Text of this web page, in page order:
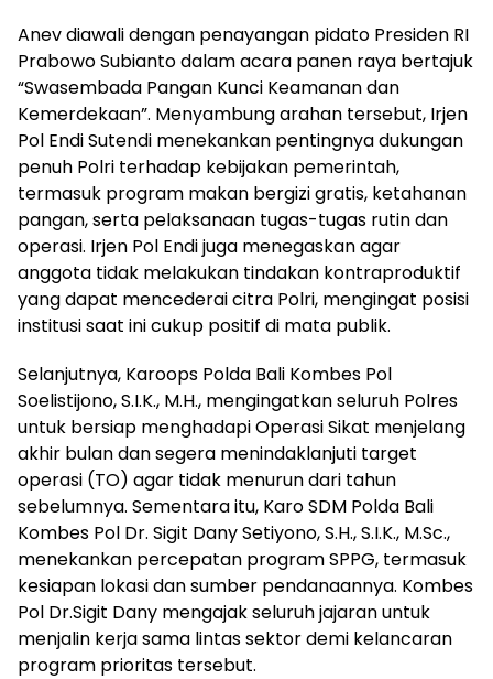
Anev diawali dengan penayangan pidato Presiden RI
Prabowo Subianto dalam acara panen raya bertajuk
“Swasembada Pangan Kunci Keamanan dan
Kemerdekaan”. Menyambung arahan tersebut, Irjen
Pol Endi Sutendi menekankan pentingnya dukungan
penuh Polri terhadap kebijakan pemerintah,
termasuk program makan bergizi gratis, ketahanan
pangan, serta pelaksanaan tugas-tugas rutin dan
operasi. Irjen Pol Endi juga menegaskan agar
anggota tidak melakukan tindakan kontraproduktif
yang dapat mencederai citra Polri, mengingat posisi
institusi saat ini cukup positif di mata publik.
Selanjutnya, Karoops Polda Bali Kombes Pol
Soelistijono, S.I.K., M.H., mengingatkan seluruh Polres
untuk bersiap menghadapi Operasi Sikat menjelang
akhir bulan dan segera menindaklanjuti target
operasi (TO) agar tidak menurun dari tahun
sebelumnya. Sementara itu, Karo SDM Polda Bali
Kombes Pol Dr. Sigit Dany Setiyono, S.H., S.I.K., M.Sc.,
menekankan percepatan program SPPG, termasuk
kesiapan lokasi dan sumber pendanaannya. Kombes
Pol Dr.Sigit Dany mengajak seluruh jajaran untuk
menjalin kerja sama lintas sektor demi kelancaran
program prioritas tersebut.